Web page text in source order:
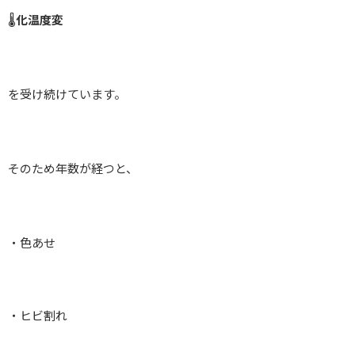
🌡️化温度変
を受け続けています。
そのため年数が経つと、
・色あせ
・ヒビ割れ